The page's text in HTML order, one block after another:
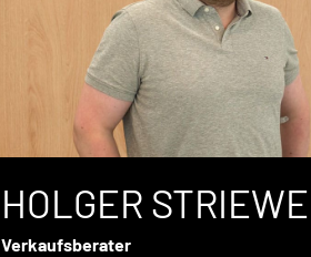
HOLGER STRIEWE
Verkaufsberater